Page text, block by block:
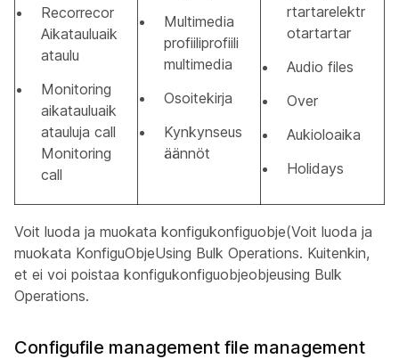
Recorrecor
Aikatauluaik
ataulu
Monitoring
aikatauluaik
atauluja call
Monitoring
call
Multimedia
profiiliprofiili
multimedia
Osoitekirja
Kynkynseus
äännöt
rtartarelektr
otartartar
Audio files
Over
Aukioloaika
Holidays
Voit luoda ja muokata konfigukonfiguobje(Voit luoda ja
muokata KonfiguObjeUsing Bulk Operations. Kuitenkin,
et ei voi poistaa konfigukonfiguobjeobjeusing Bulk
Operations.
Configufile management file management